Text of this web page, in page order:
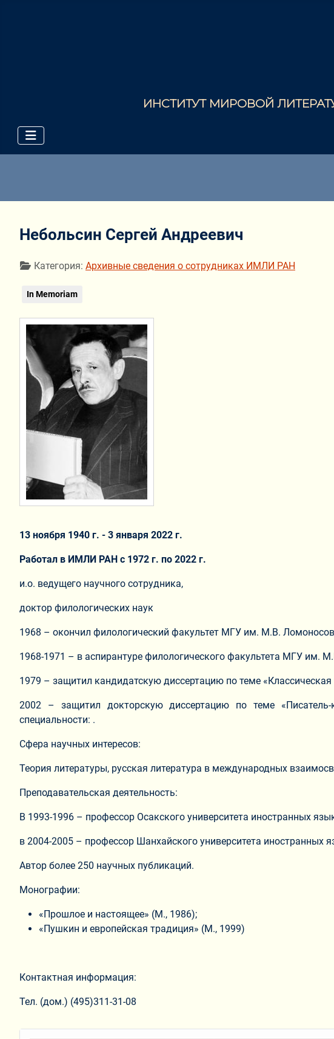
ИНСТИТУТ МИРОВОЙ
Небольсин Сергей Андреевич
Информация о материале
Категория: Архивные сведения о сотрудниках ИМЛИ РАН
In Memoriam
13 ноября 1940 г. - 3 января 2022 г.
Работал в ИМЛИ РАН с 1972 г. по 2022 г.
и.о. ведущего научного сотрудника,
доктор филологических наук
1968 – окончил филологический факультет МГУ им. М.В.
1968-1971 – в аспирантуре филологического факультета МГУ им.
1979 – защитил кандидатскую диссертацию по теме
2002 – защитил докторскую диссертацию по теме «Писатель-
специальности: .
Сфера научных интересов:
Теория литературы, русская литература в международных
Преподавательская деятельность:
В 1993-1996 – профессор Осакского университета иностранных
в 2004-2005 – профессор Шанхайского университета иностранных
Автор более 250 научных публикаций.
Монографии:
«Прошлое и настоящее» (М., 1986);
«Пушкин и европейская традиция» (М., 1999)
Контактная информация:
Тел. (дом.) (495)311-31-08